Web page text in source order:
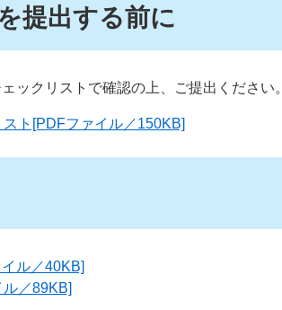
提出する前に
ックリストで確認の上、ご提出ください。
ト[PDFファイル／150KB]
ル／40KB]
／89KB]